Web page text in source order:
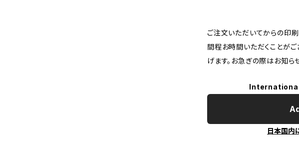
ご注文いただいてからの印
間程お時間いただくことが
げます。お急ぎの際はお知ら
日本国内